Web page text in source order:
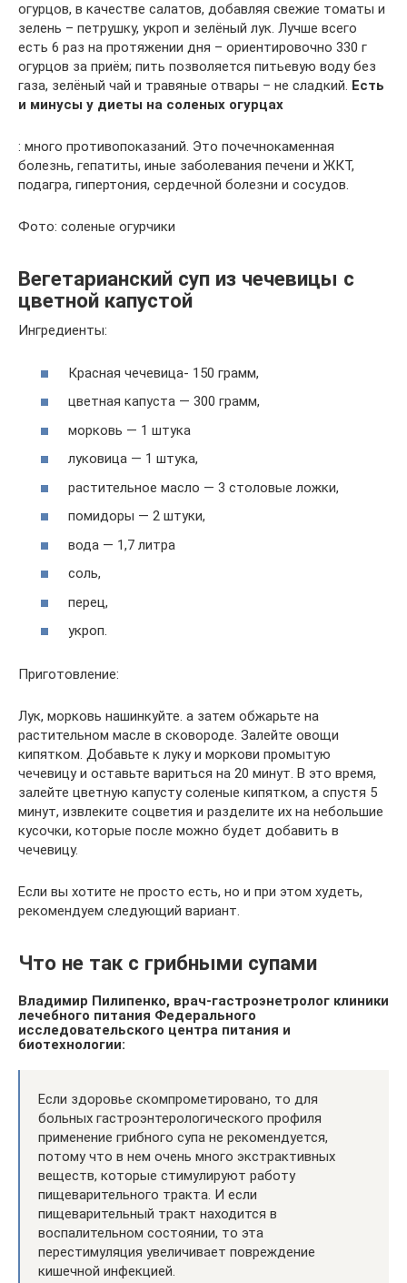
огурцов, в качестве салатов, добавляя свежие томаты и
зелень – петрушку, укроп и зелёный лук. Лучше всего
есть 6 раз на протяжении дня – ориентировочно 330 г
огурцов за приём; пить позволяется питьевую воду без
газа, зелёный чай и травяные отвары – не сладкий. Есть
и минусы у диеты на соленых огурцах
: много противопоказаний. Это почечнокаменная
болезнь, гепатиты, иные заболевания печени и ЖКТ,
подагра, гипертония, сердечной болезни и сосудов.
Фото: соленые огурчики
Вегетарианский суп из чечевицы с
цветной капустой
Ингредиенты:
Красная чечевица- 150 грамм,
цветная капуста — 300 грамм,
морковь — 1 штука
луковица — 1 штука,
растительное масло — 3 столовые ложки,
помидоры — 2 штуки,
вода — 1,7 литра
соль,
перец,
укроп.
Приготовление:
Лук, морковь нашинкуйте. а затем обжарьте на
растительном масле в сковороде. Залейте овощи
кипятком. Добавьте к луку и моркови промытую
чечевицу и оставьте вариться на 20 минут. В это время,
залейте цветную капусту соленые кипятком, а спустя 5
минут, извлеките соцветия и разделите их на небольшие
кусочки, которые после можно будет добавить в
чечевицу.
Если вы хотите не просто есть, но и при этом худеть,
рекомендуем следующий вариант.
Что не так с грибными супами
Владимир Пилипенко, врач-гастроэнетролог клиники
лечебного питания Федерального
исследовательского центра питания и
биотехнологии:
Если здоровье скомпрометировано, то для
больных гастроэнтерологического профиля
применение грибного супа не рекомендуется,
потому что в нем очень много экстрактивных
веществ, которые стимулируют работу
пищеварительного тракта. И если
пищеварительный тракт находится в
воспалительном состоянии, то эта
перестимуляция увеличивает повреждение
кишечной инфекцией.